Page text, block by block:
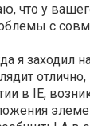
что у
с
я заходил
отлично,
в IE,